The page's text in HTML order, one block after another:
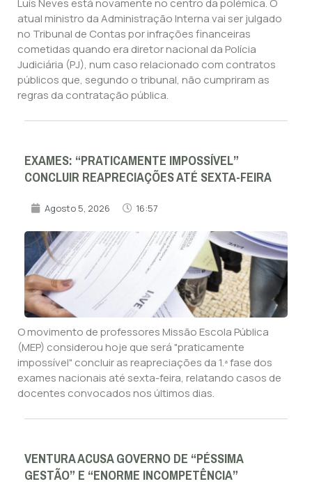
atual ministro da Administração Interna vai ser julgado
no Tribunal de Contas por infrações financeiras
cometidas quando era diretor nacional da Polícia
Judiciária (PJ), num caso relacionado com contratos
públicos que, segundo o tribunal, não cumpriram as
regras da contratação pública.
EXAMES: “PRATICAMENTE IMPOSSÍVEL”
CONCLUIR REAPRECIAÇÕES ATÉ SEXTA-FEIRA
Agosto 5, 2026 16:57
O movimento de professores Missão Escola Pública
(MEP) considerou hoje que será "praticamente
impossível" concluir as reapreciações da 1.ª fase dos
exames nacionais até sexta-feira, relatando casos de
docentes convocados nos últimos dias.
VENTURA ACUSA GOVERNO DE “PÉSSIMA
GESTÃO” E “ENORME INCOMPETÊNCIA”